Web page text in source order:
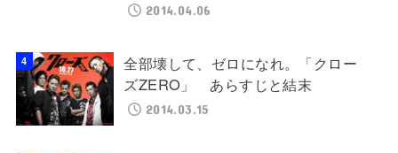
2014.04.06
全部壊して、ゼロになれ。「クロー
ズZERO」 あらすじと結末
2014.03.15